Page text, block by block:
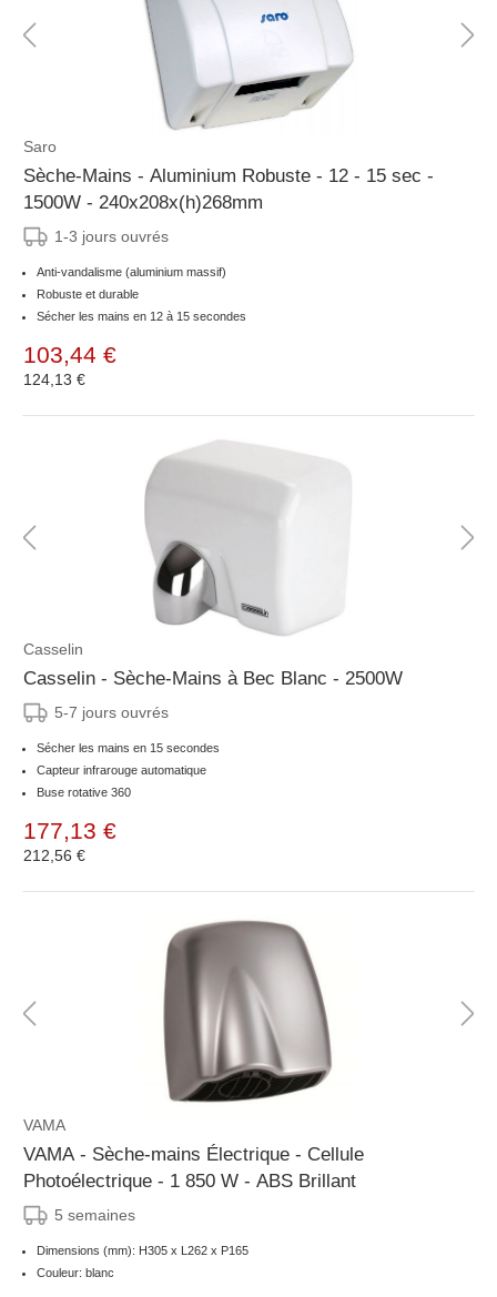
Saro
Sèche-Mains - Aluminium Robuste - 12 - 15 sec -
1500W - 240x208x(h)268mm
1-3 jours ouvrés
Anti-vandalisme (aluminium massif)
Robuste et durable
Sécher les mains en 12 à 15 secondes
103,44 €
124,13 €
Casselin
Casselin - Sèche-Mains à Bec Blanc - 2500W
5-7 jours ouvrés
Sécher les mains en 15 secondes
Capteur infrarouge automatique
Buse rotative 360
177,13 €
212,56 €
VAMA
VAMA - Sèche-mains Électrique - Cellule
Photoélectrique - 1 850 W - ABS Brillant
5 semaines
Dimensions (mm): H305 x L262 x P165
Couleur: blanc